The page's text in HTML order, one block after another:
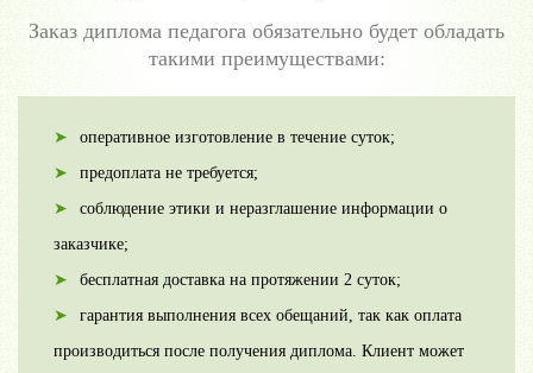
Заказ диплома педагога обязательно будет обладать
такими преимуществами:
оперативное изготовление в течение суток;
предоплата не требуется;
соблюдение этики и неразглашение информации о
заказчике;
бесплатная доставка на протяжении 2 суток;
гарантия выполнения всех обещаний, так как оплата
производиться после получения диплома. Клиент может